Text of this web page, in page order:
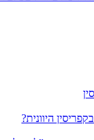
היוונית?